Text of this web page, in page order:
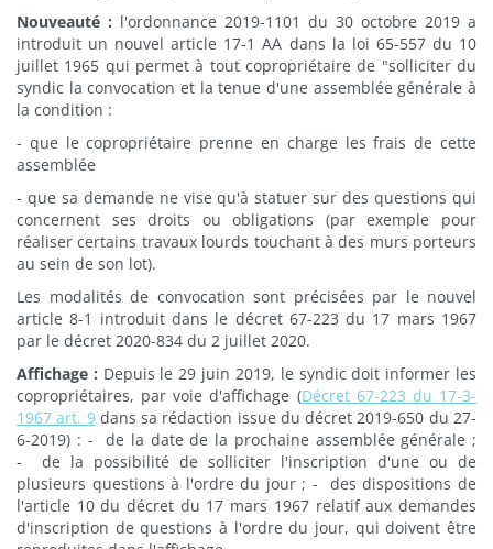
Nouveauté : l'ordonnance 2019-1101 du 30 octobre 2019 a
introduit un nouvel article 17-1 AA dans la loi 65-557 du 10
juillet 1965 qui permet à tout copropriétaire de "solliciter du
syndic la convocation et la tenue d'une assemblée générale à
la condition :
- que le copropriétaire prenne en charge les frais de cette
assemblée
- que sa demande ne vise qu'à statuer sur des questions qui
concernent ses droits ou obligations (par exemple pour
réaliser certains travaux lourds touchant à des murs porteurs
au sein de son lot).
Les modalités de convocation sont précisées par le nouvel
article 8-1 introduit dans le décret 67-223 du 17 mars 1967
par le décret 2020-834 du 2 juillet 2020.
Affichage : Depuis le 29 juin 2019, le syndic doit informer les
copropriétaires, par voie d'affichage (Décret 67-223 du 17-3-
1967 art. 9dans sa rédaction issue dudécret 2019-650 du 27-
6-2019) : - de la date de la prochaine assemblée générale ;
- de la possibilité de solliciter l'inscription d'une ou de
plusieurs questions à l'ordre du jour ; - des dispositions de
l'article 10 du décret du 17 mars 1967 relatif aux demandes
d'inscription de questions à l'ordre du jour, qui doivent être